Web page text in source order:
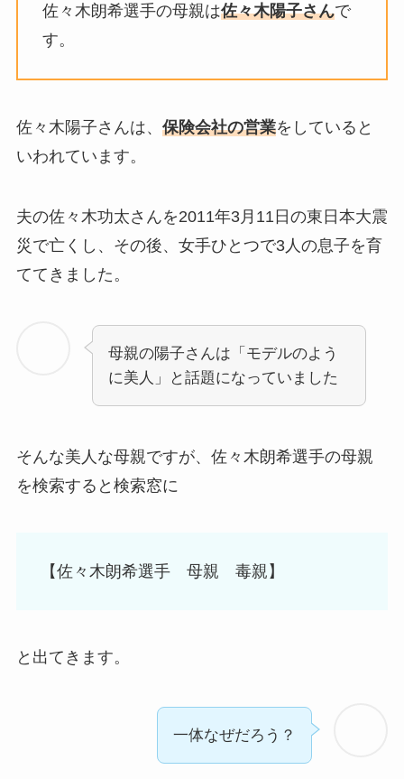
佐々木朗希選手の母親は佐々木陽子さんで
す。
佐々木陽子さんは、 保険会社の営業をしていると
いわれています。
夫の佐々木功太さんを2011年3月11日の東日本大震
災 で亡くし、その後、女手ひとつで3人の息子を育
ててきました。
母親の陽子さんは「 モデルのよう
に美人 」と話題になっていました
そんな美人な母親ですが、佐々木朗希選手の母親
を検索すると検索窓に
【佐々木朗希選手 母親 毒親】
と出てきます。
一体なぜだろう？